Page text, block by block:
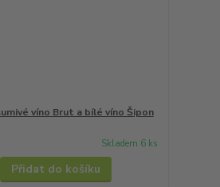
víno Brut a bílé víno Šipon
Skladem 6 ks
Přidat do košíku